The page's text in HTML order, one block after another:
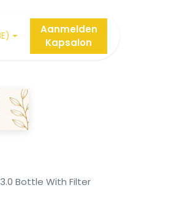
Aanmelden
Kapsalon
Bottle With Filter